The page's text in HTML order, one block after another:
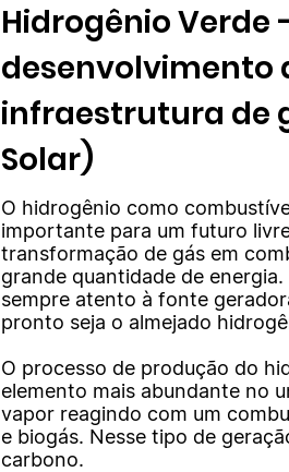
O hidrogênio como
importante para um futuro
transformação de gás em
grande quantidade de
sempre atento à fonte
pronto seja o almejado
O processo de produção do
elemento mais abundante no
vapor reagindo com um
e biogás. Nesse tipo de
carbono.
Hidrogênio Verde
desenvolvimento
infraestrutura de
Solar)